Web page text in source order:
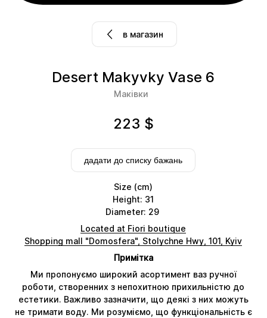
в магазин
Desert Makyvky Vase 6
Маківки
223 $
дадати до списку бажань
Size (cm)
Height: 31
Diameter: 29
Located at Fiori boutique
Shopping mall "Domosfera", Stolychne Hwy, 101, Kyiv
Примітка
Ми пропонуємо широкий асортимент ваз ручної
роботи, створенних з непохитною прихильністю до
естетики. Важливо зазначити, що деякі з них можуть
не тримати воду. Ми розуміємо, що функціональність є
Delivery